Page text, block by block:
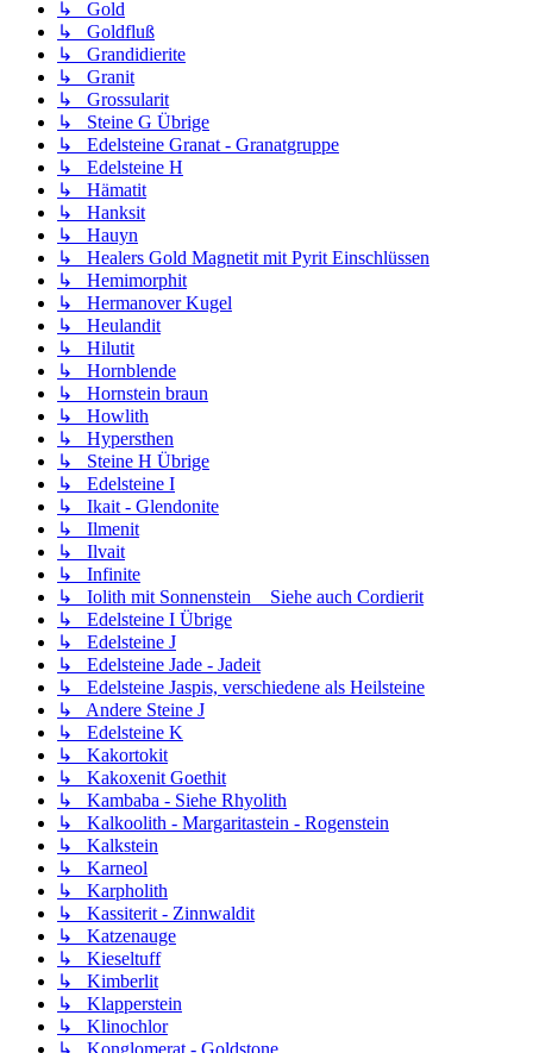
↳ Gold
↳ Goldfluß
↳ Grandidierite
↳ Granit
↳ Grossularit
↳ Steine G Übrige
↳ Edelsteine Granat - Granatgruppe
↳ Edelsteine H
↳ Hämatit
↳ Hanksit
↳ Hauyn
↳ Healers Gold Magnetit mit Pyrit Einschlüssen
↳ Hemimorphit
↳ Hermanover Kugel
↳ Heulandit
↳ Hilutit
↳ Hornblende
↳ Hornstein braun
↳ Howlith
↳ Hypersthen
↳ Steine H Übrige
↳ Edelsteine I
↳ Ikait - Glendonite
↳ Ilmenit
↳ Ilvait
↳ Infinite
↳ Iolith mit Sonnenstein _ Siehe auch Cordierit
↳ Edelsteine I Übrige
↳ Edelsteine J
↳ Edelsteine Jade - Jadeit
↳ Edelsteine Jaspis, verschiedene als Heilsteine
↳ Andere Steine J
↳ Edelsteine K
↳ Kakortokit
↳ Kakoxenit Goethit
↳ Kambaba - Siehe Rhyolith
↳ Kalkoolith - Margaritastein - Rogenstein
↳ Kalkstein
↳ Karneol
↳ Karpholith
↳ Kassiterit - Zinnwaldit
↳ Katzenauge
↳ Kieseltuff
↳ Kimberlit
↳ Klapperstein
↳ Klinochlor
↳ Konglomerat - Goldstone